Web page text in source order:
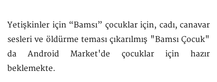
Yetişkinler için “Bamsı” çocuklar için, cadı, canavar
sesleri ve öldürme teması çıkarılmış "Bamsı Çocuk"
da Android Market'de çocuklar için hazır
beklemekte.